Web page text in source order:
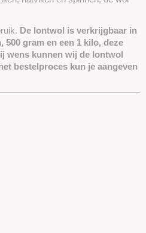
De lontwol is verkrijgbaar in
500 gram en een 1 kilo, deze
wens kunnen wij de lontwol
bestelproces kun je aangeven